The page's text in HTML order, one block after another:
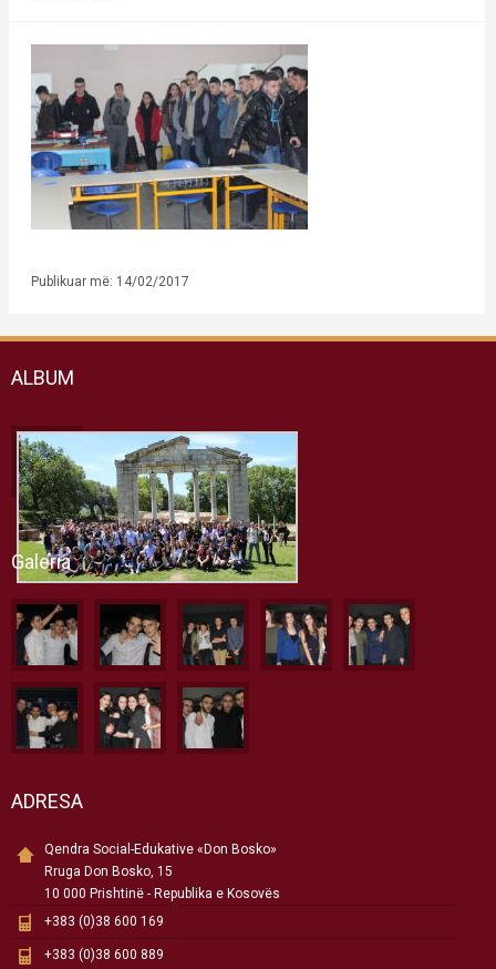
Publikuar më: 14/02/2017
ALBUM
Galeria
ADRESA
Qendra Social-Edukative «Don Bosko»
Rruga Don Bosko, 15
10 000 Prishtinë - Republika e Kosovës
+383 (0)38 600 169
+383 (0)38 600 889